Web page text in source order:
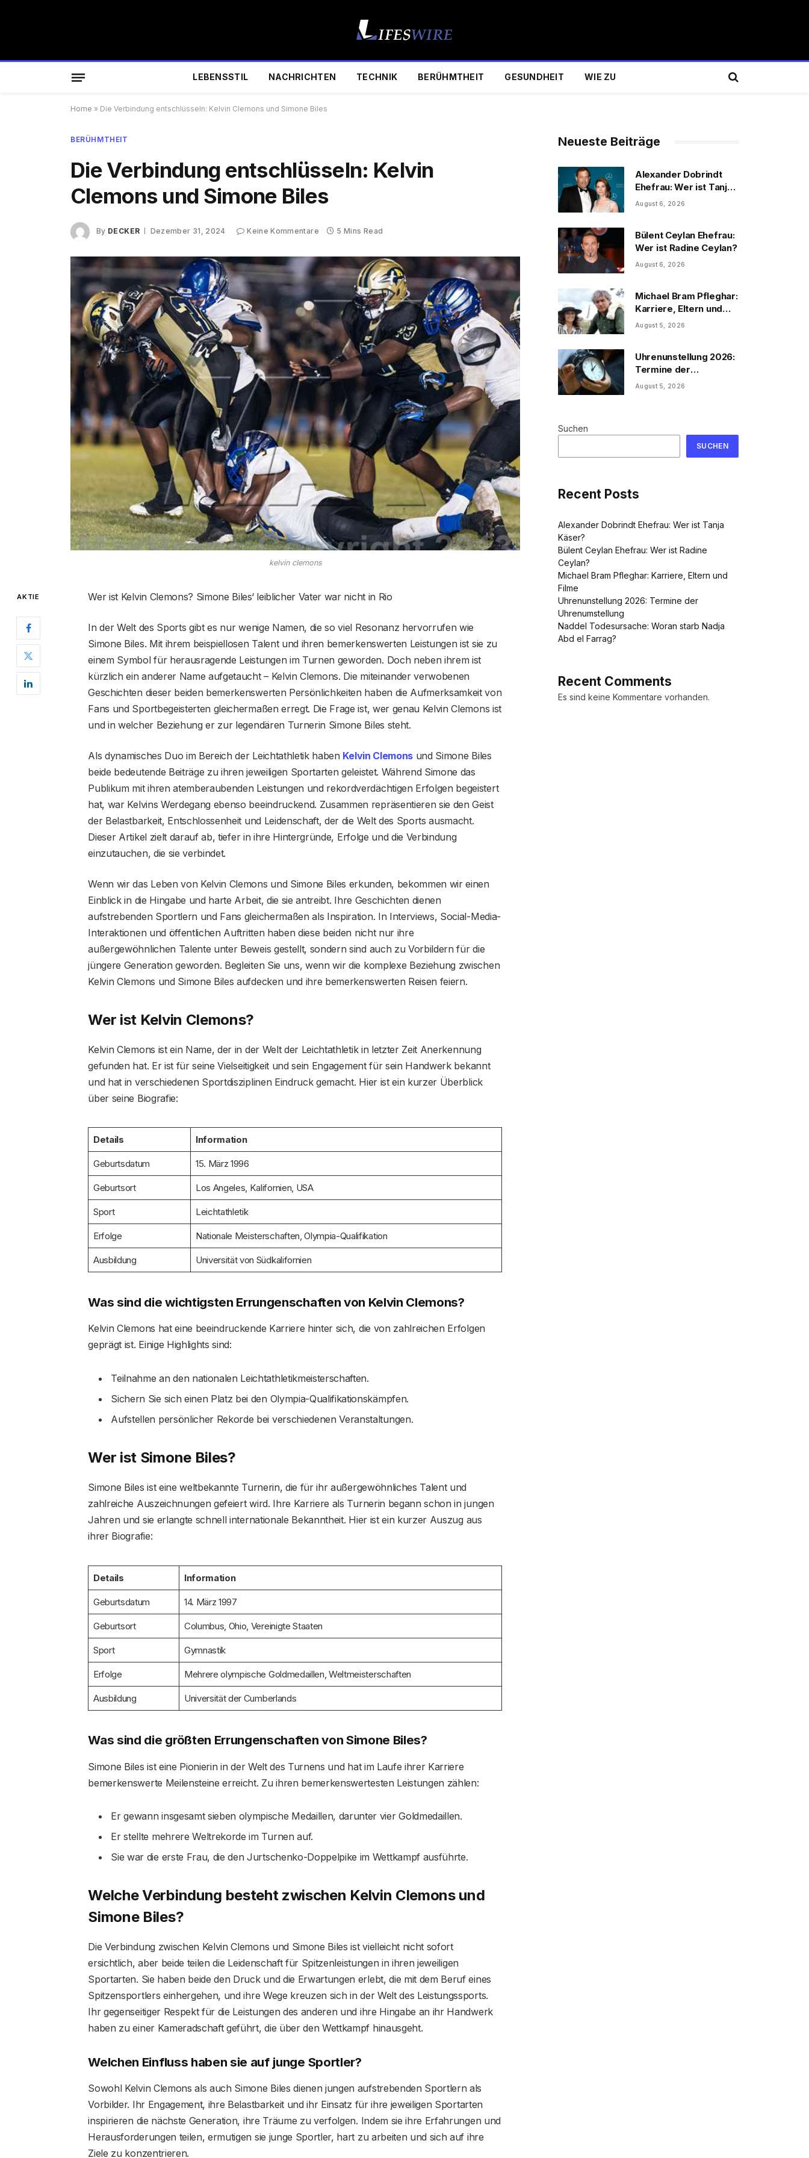
LEBENSSTIL NACHRICHTEN TECHNIK BERÜHMTHEIT GESUNDHEIT WIE ZU
Home » Die Verbindung entschlüsseln: Kelvin Clemons und Simone Biles
BERÜHMTHEIT
Die Verbindung entschlüsseln: Kelvin
Clemons und Simone Biles
By DECKER Dezember 31, 2024 Keine Kommentare 5 Mins Read
kelvin clemons
AKTIE Wer ist Kelvin Clemons? Simone Biles‘ leiblicher Vater war nicht in Rio
In der Welt des Sports gibt es nur wenige Namen, die so viel Resonanz hervorrufen wie
Simone Biles. Mit ihrem beispiellosen Talent und ihren bemerkenswerten Leistungen ist sie zu
einem Symbol für herausragende Leistungen im Turnen geworden. Doch neben ihrem ist
kürzlich ein anderer Name aufgetaucht – Kelvin Clemons. Die miteinander verwobenen
Geschichten dieser beiden bemerkenswerten Persönlichkeiten haben die Aufmerksamkeit von
Fans und Sportbegeisterten gleichermaßen erregt. Die Frage ist, wer genau Kelvin Clemons ist
und in welcher Beziehung er zur legendären Turnerin Simone Biles steht.
Als dynamisches Duo im Bereich der Leichtathletik haben Kelvin Clemons und Simone Biles
beide bedeutende Beiträge zu ihren jeweiligen Sportarten geleistet. Während Simone das
Publikum mit ihren atemberaubenden Leistungen und rekordverdächtigen Erfolgen begeistert
hat, war Kelvins Werdegang ebenso beeindruckend. Zusammen repräsentieren sie den Geist
der Belastbarkeit, Entschlossenheit und Leidenschaft, der die Welt des Sports ausmacht.
Dieser Artikel zielt darauf ab, tiefer in ihre Hintergründe, Erfolge und die Verbindung
einzutauchen, die sie verbindet.
Wenn wir das Leben von Kelvin Clemons und Simone Biles erkunden, bekommen wir einen
Einblick in die Hingabe und harte Arbeit, die sie antreibt. Ihre Geschichten dienen
aufstrebenden Sportlern und Fans gleichermaßen als Inspiration. In Interviews, Social-Media-
Interaktionen und öffentlichen Auftritten haben diese beiden nicht nur ihre
außergewöhnlichen Talente unter Beweis gestellt, sondern sind auch zu Vorbildern für die
jüngere Generation geworden. Begleiten Sie uns, wenn wir die komplexe Beziehung zwischen
Kelvin Clemons und Simone Biles aufdecken und ihre bemerkenswerten Reisen feiern.
Wer ist Kelvin Clemons?
Kelvin Clemons ist ein Name, der in der Welt der Leichtathletik in letzter Zeit Anerkennung
gefunden hat. Er ist für seine Vielseitigkeit und sein Engagement für sein Handwerk bekannt
und hat in verschiedenen Sportdisziplinen Eindruck gemacht. Hier ist ein kurzer Überblick
über seine Biografie:
Details Information
Geburtsdatum 15. März 1996
Geburtsort Los Angeles, Kalifornien, USA
Sport Leichtathletik
Erfolge Nationale Meisterschaften, Olympia-Qualifikation
Ausbildung Universität von Südkalifornien
Was sind die wichtigsten Errungenschaften von Kelvin Clemons?
Kelvin Clemons hat eine beeindruckende Karriere hinter sich, die von zahlreichen Erfolgen
geprägt ist. Einige Highlights sind:
Teilnahme an den nationalen Leichtathletikmeisterschaften.
Sichern Sie sich einen Platz bei den Olympia-Qualifikationskämpfen.
Aufstellen persönlicher Rekorde bei verschiedenen Veranstaltungen.
Wer ist Simone Biles?
Simone Biles ist eine weltbekannte Turnerin, die für ihr außergewöhnliches Talent und
zahlreiche Auszeichnungen gefeiert wird. Ihre Karriere als Turnerin begann schon in jungen
Jahren und sie erlangte schnell internationale Bekanntheit. Hier ist ein kurzer Auszug aus
ihrer Biografie:
Details Information
Geburtsdatum 14. März 1997
Geburtsort Columbus, Ohio, Vereinigte Staaten
Sport Gymnastik
Erfolge Mehrere olympische Goldmedaillen, Weltmeisterschaften
Ausbildung Universität der Cumberlands
Was sind die größten Errungenschaften von Simone Biles?
Simone Biles ist eine Pionierin in der Welt des Turnens und hat im Laufe ihrer Karriere
bemerkenswerte Meilensteine ​​erreicht. Zu ihren bemerkenswertesten Leistungen zählen:
Er gewann insgesamt sieben olympische Medaillen, darunter vier Goldmedaillen.
Er stellte mehrere Weltrekorde im Turnen auf.
Sie war die erste Frau, die den Jurtschenko-Doppelpike im Wettkampf ausführte.
Welche Verbindung besteht zwischen Kelvin Clemons und
Simone Biles?
Die Verbindung zwischen Kelvin Clemons und Simone Biles ist vielleicht nicht sofort
ersichtlich, aber beide teilen die Leidenschaft für Spitzenleistungen in ihren jeweiligen
Sportarten. Sie haben beide den Druck und die Erwartungen erlebt, die mit dem Beruf eines
Spitzensportlers einhergehen, und ihre Wege kreuzen sich in der Welt des Leistungssports.
Ihr gegenseitiger Respekt für die Leistungen des anderen und ihre Hingabe an ihr Handwerk
haben zu einer Kameradschaft geführt, die über den Wettkampf hinausgeht.
Welchen Einfluss haben sie auf junge Sportler?
Sowohl Kelvin Clemons als auch Simone Biles dienen jungen aufstrebenden Sportlern als
Vorbilder. Ihr Engagement, ihre Belastbarkeit und ihr Einsatz für ihre jeweiligen Sportarten
inspirieren die nächste Generation, ihre Träume zu verfolgen. Indem sie ihre Erfahrungen und
Herausforderungen teilen, ermutigen sie junge Sportler, hart zu arbeiten und sich auf ihre
Ziele zu konzentrieren.
Neueste Beiträge
Alexander Dobrindt
Ehefrau: Wer ist Tanja
Käser?
August 6, 2026
Bülent Ceylan Ehefrau:
Wer ist Radine Ceylan?
August 6, 2026
Michael Bram Pfleghar:
Karriere, Eltern und
Filme
August 5, 2026
Uhrenunstellung 2026:
Termine der
Uhrenumstellung
August 5, 2026
Suchen
SUCHEN
Recent Posts
Alexander Dobrindt Ehefrau: Wer ist Tanja
Käser?
Bülent Ceylan Ehefrau: Wer ist Radine
Ceylan?
Michael Bram Pfleghar: Karriere, Eltern und
Filme
Uhrenunstellung 2026: Termine der
Uhrenumstellung
Naddel Todesursache: Woran starb Nadja
Abd el Farrag?
Recent Comments
Es sind keine Kommentare vorhanden.